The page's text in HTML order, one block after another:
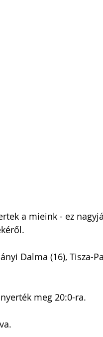
a mieink - ez
Dalma (16), Tisza-
meg 20:0-ra.